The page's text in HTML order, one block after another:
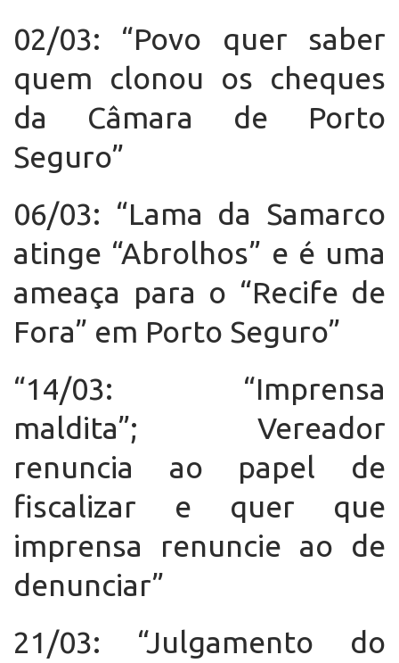
02/03: “Povo quer saber
quem clonou os cheques
da Câmara de Porto
Seguro”
06/03: “Lama da Samarco
atinge “Abrolhos” e é uma
ameaça para o “Recife de
Fora” em Porto Seguro”
“14/03: “Imprensa
maldita”; Vereador
renuncia ao papel de
fiscalizar e quer que
imprensa renuncie ao de
denunciar”
21/03: “Julgamento do